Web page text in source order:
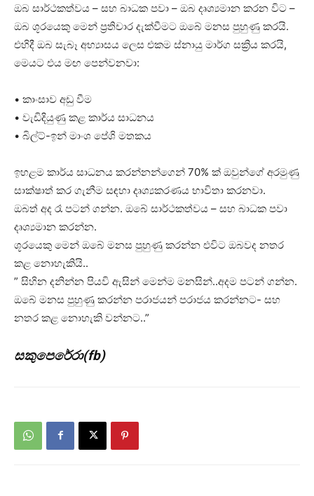
ඔබ සාර්ථකත්වය – සහ බාධක පවා – ඔබ දෘශ්‍යමාන කරන විට –
ඔබ ශූරයෙකු මෙන් ප්‍රතිචාර දැක්වීමට ඔබේ මනස පුහුණු කරයි.
එහිදී ඔබ සැබෑ අභ්‍යාසය ලෙස එකම ස්නායු මාර්ග සක්‍රිය කරයි,
මෙයට එය මඟ පෙන්වනවා:
• කාංසාව අඩු වීම
• වැඩිදියුණු කළ කාර්ය සාධනය
• බිල්ට්-ඉන් මාංශ පේශි මතකය
ඉහළම කාර්ය සාධනය කරන්නන්ගෙන් 70% ක් ඔවුන්ගේ අරමුණු
සාක්ෂාත් කර ගැනීම සඳහා දෘශ්‍යකරණය භාවිතා කරනවා.
ඔබත් අද රෑ පටන් ගන්න. ඔබේ සාර්ථකත්වය – සහ බාධක පවා
දෘශ්‍යමාන කරන්න.
ශූරයෙකු මෙන් ඔබේ මනස පුහුණු කරන්න එවිට ඔබවද නතර
කළ නොහැකියි..
” සිහින දනින්න පියවි ඇසින් මෙන්ම මනසින්..අදම පටන් ගන්න.
ඔබේ මනස පුහුණු කරන්න පරාජයන් පරාජය කරන්නට- සහ
නතර කළ නොහැකි වන්නට..”
සකුපෙරේරා(fb)